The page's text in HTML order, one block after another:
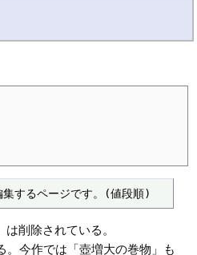
集するページです。(値段順)
削除されている。
。今作では「壺増大の巻物」も